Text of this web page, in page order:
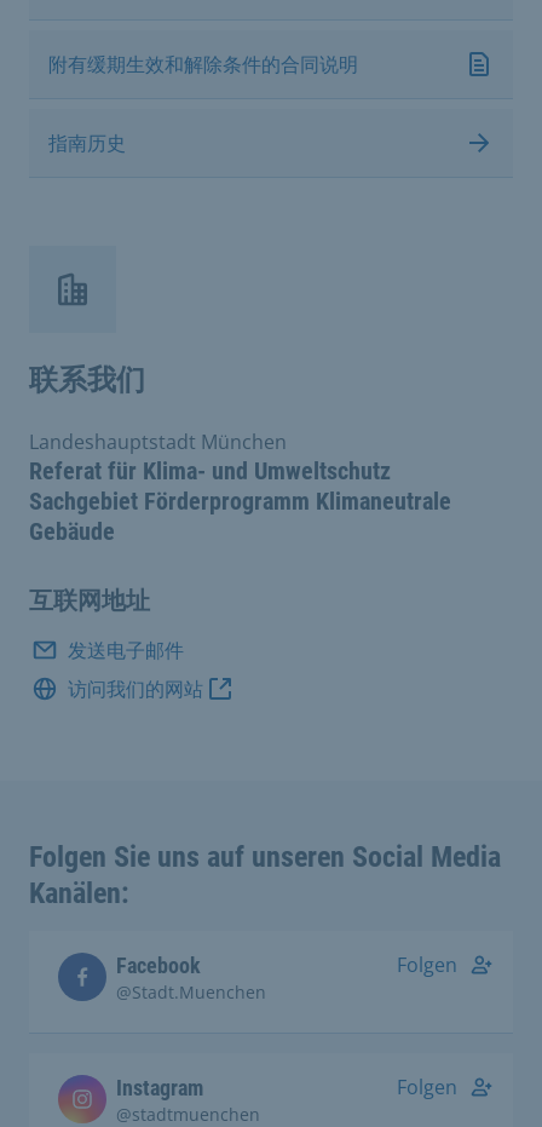
附有缓期生效和解除条件的合同说明
指南历史
联系我们
Referat für Klima- und Umweltschutz
Sachgebiet Förderprogramm Klimaneutrale
Gebäude
Landeshauptstadt München
互联网地址
发送电子邮件
访问我们的网站
Folgen Sie uns auf unseren Social Media
Kanälen:
Facebook
@Stadt.Muenchen
Folgen
Instagram
@stadtmuenchen
Folgen